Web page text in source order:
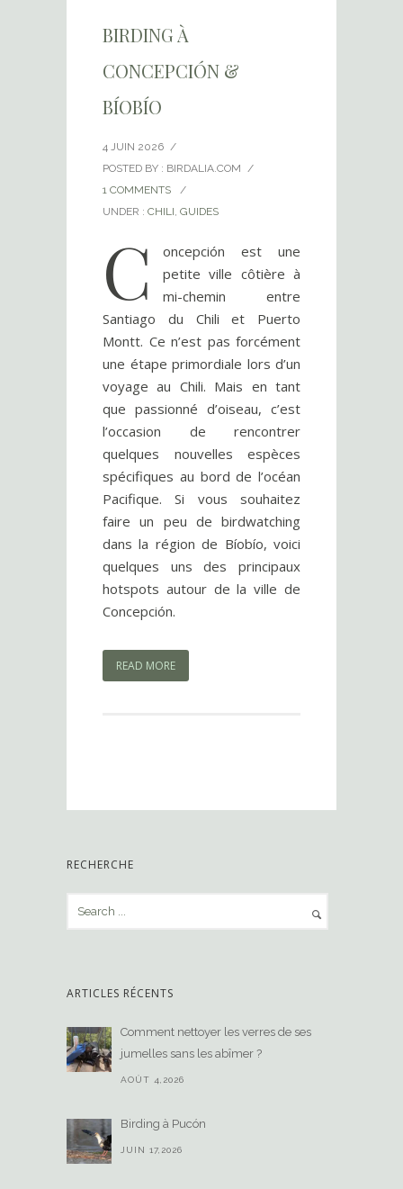
BIRDING À
CONCEPCIÓN &
BÍOBÍO
4 JUIN 2026 /
POSTED BY : BIRDALIA.COM /
1 COMMENTS
/
UNDER : CHILI, GUIDES
C
oncepción est une
petite ville côtière à
mi-chemin entre
Santiago du Chili et Puerto
Montt. Ce n’est pas forcément
une étape primordiale lors d’un
voyage au Chili. Mais en tant
que passionné d’oiseau, c’est
l’occasion de rencontrer
quelques nouvelles espèces
spécifiques au bord de l’océan
Pacifique. Si vous souhaitez
faire un peu de birdwatching
dans la région de Bíobío, voici
quelques uns des principaux
hotspots autour de la ville de
Concepción.
READ MORE
RECHERCHE
ARTICLES RÉCENTS
Comment nettoyer les verres de ses
jumelles sans les abîmer ?
AOÛT 4,2026
Birding à Pucón
JUIN 17,2026